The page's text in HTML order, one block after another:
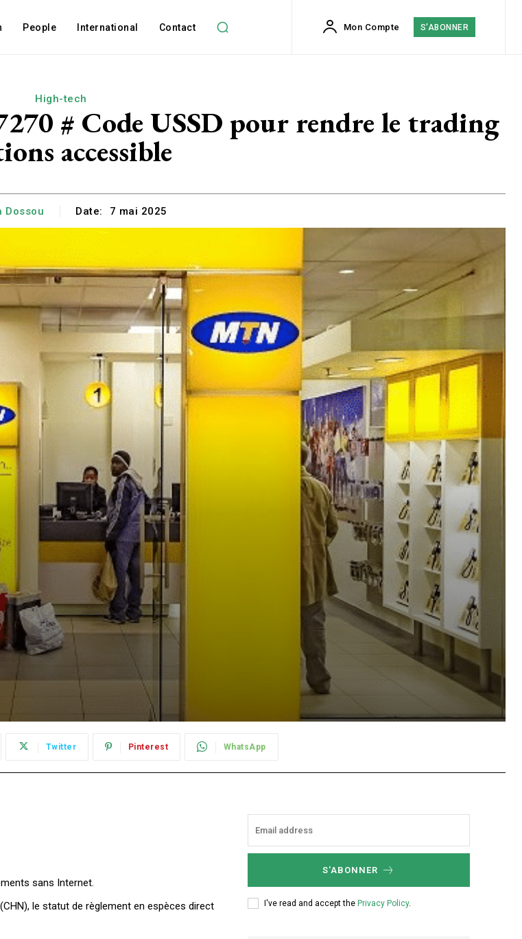
People International Contact Mon Compte S'ABONNER
High-tech
# Code USSD pour rendre le trading
accessible
Dossou Date: 7 mai 2025
Twitter Pinterest WhatsApp
sans Internet.
le statut de règlement en espèces direct
S'ABONNER
I've read and accept the Privacy Policy.